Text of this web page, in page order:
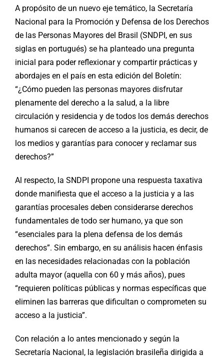
A propósito de un nuevo eje temático, la Secretaría
Nacional para la Promoción y Defensa de los Derechos
de las Personas Mayores del Brasil (SNDPI, en sus
siglas en portugués) se ha planteado una pregunta
inicial para poder reflexionar y compartir prácticas y
abordajes en el país en esta edición del Boletín:
“¿Cómo pueden las personas mayores disfrutar
plenamente del derecho a la salud, a la libre
circulación y residencia y de todos los demás derechos
humanos si carecen de acceso a la justicia, es decir, de
los medios y garantías para conocer y reclamar sus
derechos?”
Al respecto, la SNDPI propone una respuesta taxativa
donde manifiesta que el acceso a la justicia y a las
garantías procesales deben considerarse derechos
fundamentales de todo ser humano, ya que son
“esenciales para la plena defensa de los demás
derechos”. Sin embargo, en su análisis hacen énfasis
en las necesidades relacionadas con la población
adulta mayor (aquella con 60 y más años), pues
“requieren políticas públicas y normas específicas que
eliminen las barreras que dificultan o comprometen su
acceso a la justicia”.
Con relación a lo antes mencionado y según la
Secretaría Nacional, la legislación brasileña dirigida a